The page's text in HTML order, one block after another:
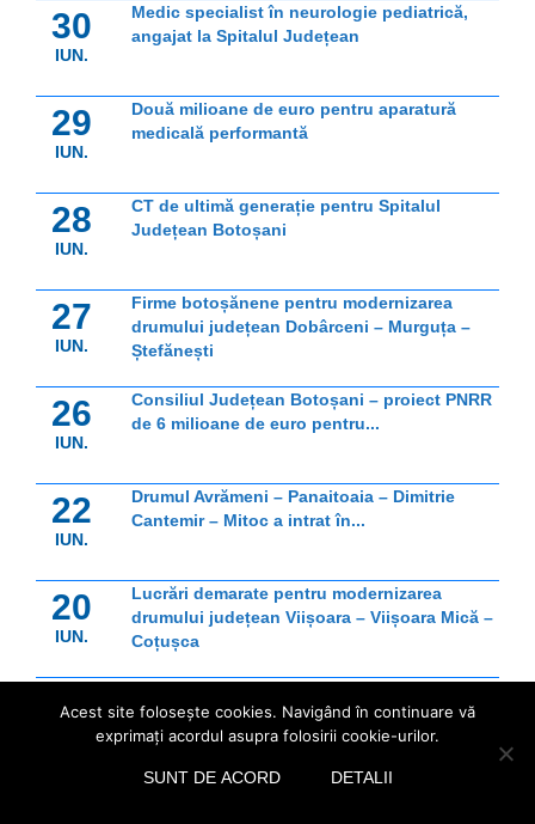
30
IUN.
Medic specialist în neurologie pediatrică,
angajat la Spitalul Județean
29
IUN.
Două milioane de euro pentru aparatură
medicală performantă
28
IUN.
CT de ultimă generație pentru Spitalul
Județean Botoșani
27
IUN.
Firme botoșănene pentru modernizarea
drumului județean Dobârceni – Murguța –
Ștefănești
26
IUN.
Consiliul Județean Botoșani – proiect PNRR
de 6 milioane de euro pentru...
22
IUN.
Drumul Avrămeni – Panaitoaia – Dimitrie
Cantemir – Mitoc a intrat în...
20
IUN.
Lucrări demarate pentru modernizarea
drumului județean Viișoara – Viișoara Mică –
Coțușca
12
Strategic
Noul sediu al UAMS Ștefănești a fost
Acest site foloseşte cookies. Navigând în continuare vă
exprimaţi acordul asupra folosirii cookie-urilor.
SUNT DE ACORD DETALII